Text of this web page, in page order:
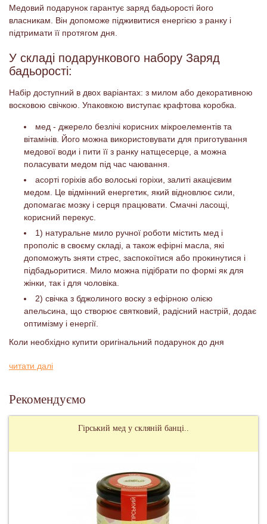
Медовий подарунок гарантує заряд бадьорості його
власникам. Він допоможе підживитися енергією з ранку і
підтримати її протягом дня.
У складі подарункового набору Заряд
бадьорості:
Набір доступний в двох варіантах: з милом або декоративною
восковою свічкою. Упаковкою виступає крафтова коробка.
мед - джерело безлічі корисних мікроелементів та
вітамінів. Його можна використовувати для приготування
медової води і пити її з ранку натщесерце, а можна
поласувати медом під час чаювання.
асорті горіхів або волоські горіхи, залиті акацієвим
медом. Це відмінний енергетик, який відновлює сили,
допомагає мозку і серця працювати. Смачні ласощі,
корисний перекус.
1) натуральне мило ручної роботи містить мед і
прополіс в своєму складі, а також ефірні масла, які
допоможуть зняти стрес, заспокоїтися або прокинутися і
підбадьоритися. Мило можна підібрати по формі як для
жінки, так і для чоловіка.
2) свічка з бджолиного воску з ефірною олією
апельсина, що створює святковий, радісний настрій, додає
оптимізму і енергії.
Коли необхідно купити оригінальний подарунок до дня
або просто хочеться порадувати рідну або близьку людину,
читати далі
Рекомендуємо
Гірський мед у скляній банці..